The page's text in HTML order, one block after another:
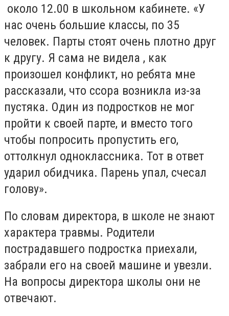
около 12.00 в школьном кабинете. «У
нас очень большие классы, по 35
человек. Парты стоят очень плотно друг
к другу. Я сама не видела , как
произошел конфликт, но ребята мне
рассказали, что ссора возникла из-за
пустяка. Один из подростков не мог
пройти к своей парте, и вместо того
чтобы попросить пропустить его,
оттолкнул одноклассника. Тот в ответ
ударил обидчика. Парень упал, счесал
голову».
По словам директора, в школе не знают
характера травмы. Родители
пострадавшего подростка приехали,
забрали его на своей машине и увезли.
На вопросы директора школы они не
отвечают.